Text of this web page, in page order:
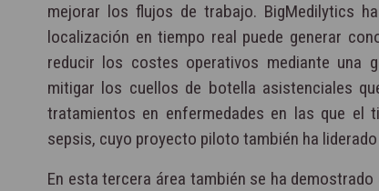
mejorar los flujos de trabajo. BigMedilytics
localización en tiempo real puede generar
reducir los costes operativos mediante una
mitigar los cuellos de botella asistenciales
tratamientos en enfermedades en las que el
sepsis, cuyo proyecto piloto también ha
En esta tercera área también se ha